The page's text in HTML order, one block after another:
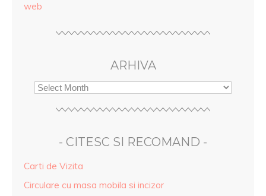
web
ARHIVA
- CITESC SI RECOMAND -
Carti de Vizita
Circulare cu masa mobila si incizor